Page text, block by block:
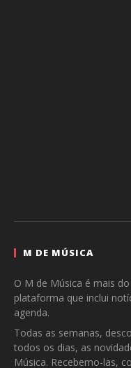
M DE MÚSICA
O M de Música é mais
plataforma que inclui
agenda.
Todas as semanas,
todos os dias, as
Música. Recebemo-las,